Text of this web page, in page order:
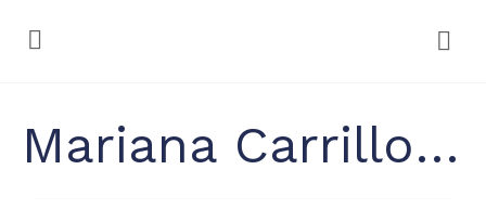
Mariana Carrillo Ugarte